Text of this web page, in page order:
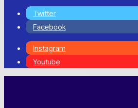
Twitter
Facebook
Instagram
Youtube